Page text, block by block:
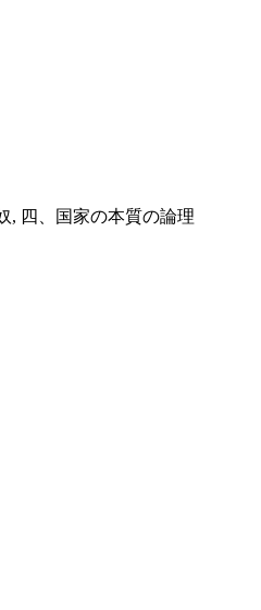
, 四、国家の本質の論理